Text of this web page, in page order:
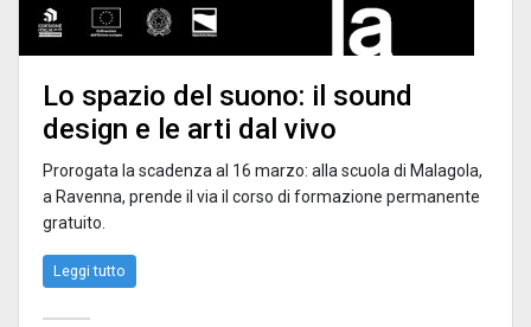
Lo spazio del suono: il sound
design e le arti dal vivo
Prorogata la scadenza al 16 marzo: alla scuola di Malagola,
a Ravenna, prende il via il corso di formazione permanente
gratuito.
Leggi tutto